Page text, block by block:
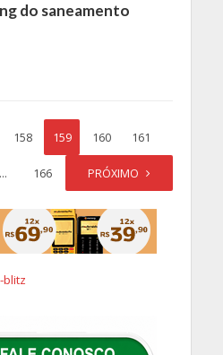
do saneamento
158 159 160 161
… 166 PRÓXIMO